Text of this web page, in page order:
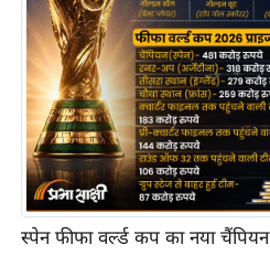
आ
ई
.
चा
य
प
र
स
मी
स्पेन फीफा वर्ल्ड कप का नया चैंपियन